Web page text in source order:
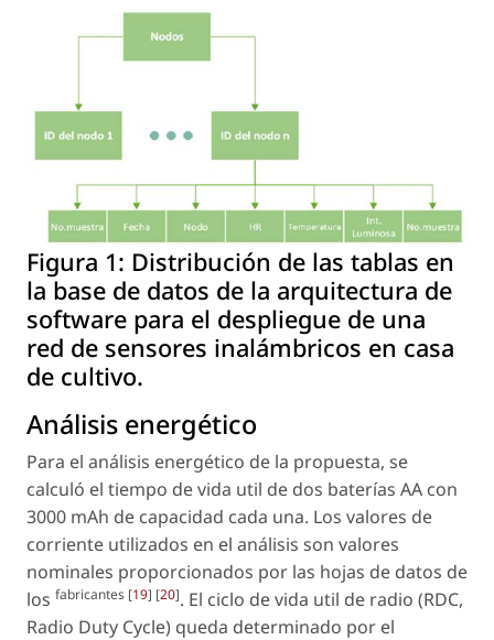
Figura 1: Distribución de las tablas en
la base de datos de la arquitectura de
software para el despliegue de una
red de sensores inalámbricos en casa
de cultivo.
Análisis energético
Para el análisis energético de la propuesta, se
calculó el tiempo de vida util de dos baterías AA con
3000 mAh de capacidad cada una. Los valores de
corriente utilizados en el análisis son valores
nominales proporcionados por las hojas de datos de
los fabricantes [19] [20]. El ciclo de vida util de radio (RDC,
Radio Duty Cycle) queda determinado por el